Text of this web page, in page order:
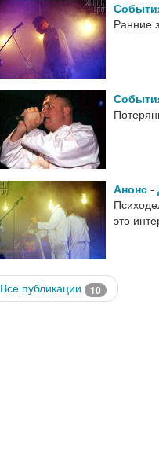
Ранние
Анонс -
это
Все публикации 10